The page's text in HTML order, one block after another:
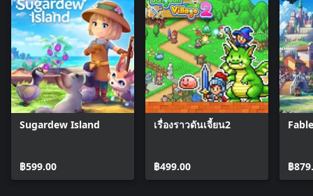
Sugardew Island
฿599.00
เรื่องราวดันเจี้ยน2
฿499.00 ฿